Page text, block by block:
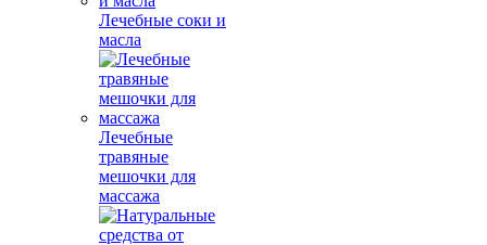
Лечебные соки и
масла
Лечебные
травяные
мешочки для
массажа